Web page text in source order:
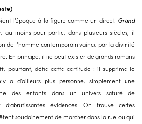
l’époque à la figure comme un direct. Grand
au moins pour partie, dans plusieurs siècles, il
de l’homme contemporain vaincu par la divinité
En principe, il ne peut exister de grands romans
pourtant, défie cette certitude : il supprime le
a d’ailleurs plus personne, simplement une
des enfants dans un univers saturé de
d’abrutissantes évidences. On trouve certes
soudainement de marcher dans la rue ou qui